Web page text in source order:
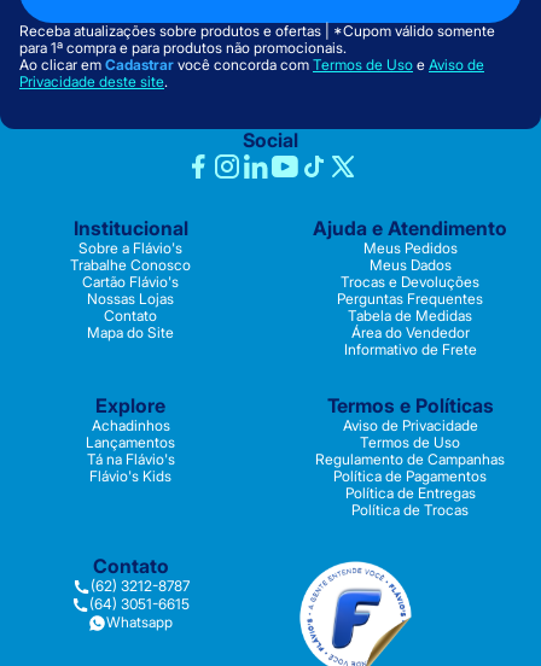
Receba atualizações sobre produtos e ofertas | *Cupom válido somente
para 1ª compra e para produtos não promocionais.
Ao clicar em Cadastrar você concorda com Termos de Uso e Aviso de
Privacidade deste site.
Social
Institucional
Sobre a Flávio's
Trabalhe Conosco
Cartão Flávio's
Nossas Lojas
Contato
Mapa do Site
Ajuda e Atendimento
Meus Pedidos
Meus Dados
Trocas e Devoluções
Perguntas Frequentes
Tabela de Medidas
Área do Vendedor
Informativo de Frete
Explore
Achadinhos
Lançamentos
Tá na Flávio's
Flávio's Kids
Termos e Políticas
Aviso de Privacidade
Termos de Uso
Regulamento de Campanhas
Política de Pagamentos
Política de Entregas
Política de Trocas
Contato
(62) 3212-8787
(64) 3051-6615
Whatsapp